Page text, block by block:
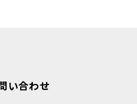
い合わせ